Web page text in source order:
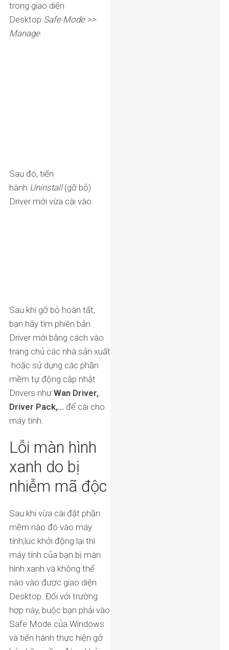
trong giao diện
Desktop Safe Mode >>
Manage.
Sau đó, tiến
hành Uninstall(gỡ bỏ)
Driver mới vừa cài vào.
Sau khi gỡ bỏ hoàn tất,
bạn hãy tìm phiên bản
Driver mới bằng cách vào
trang chủ các nhà sản xuất
hoặc sử dụng các phần
mềm tự động cập nhật
Drivers nhưWan Driver,
Driver Pack,… để cài cho
máy tính.
Lỗi màn hình
xanh do bị
nhiễm mã độc
Sau khi vừa cài đặt phần
mềm nào đó vào máy
tính,lúc khởi động lại thì
máy tính của bạn bị màn
hình xanh và không thể
nào vào được giao diện
Desktop. Đối với trường
hợp này, buộc bạn phải vào
Safe Mode của Windows
và tiến hành thực hiện gở